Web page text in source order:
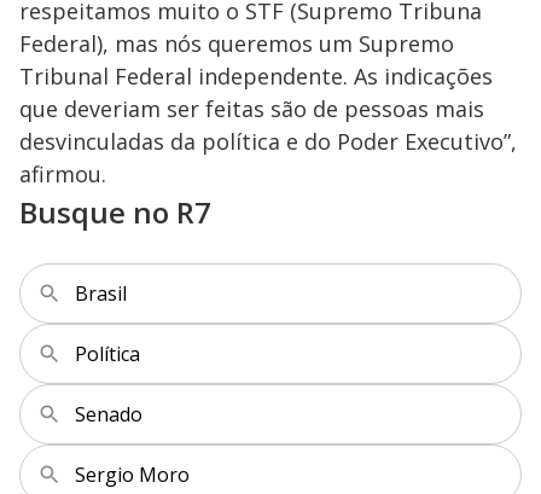
i
d
e
o
respeitamos muito o STF (Supremo Tribuna
Federal), mas nós queremos um Supremo
Tribunal Federal independente. As indicações
que deveriam ser feitas são de pessoas mais
desvinculadas da política e do Poder Executivo”,
afirmou.
Busque no R7
Brasil
Política
Senado
Sergio Moro